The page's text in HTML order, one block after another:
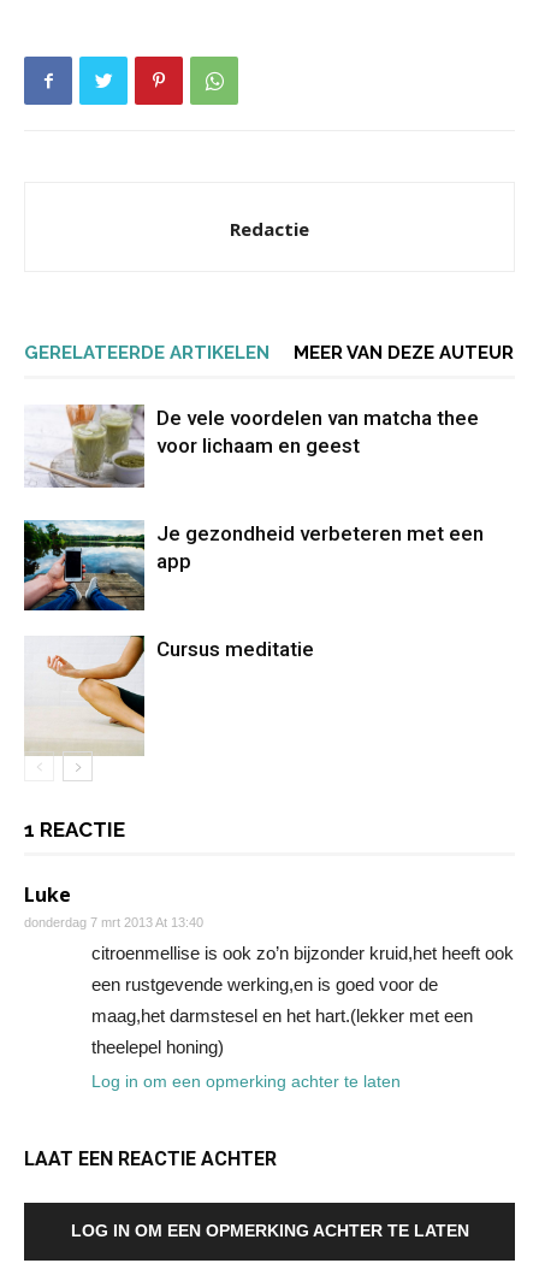
Redactie
GERELATEERDE ARTIKELEN MEER VAN DEZE AUTEUR
De vele voordelen van matcha thee
voor lichaam en geest
Je gezondheid verbeteren met een
app
Cursus meditatie
1 REACTIE
Luke
donderdag 7 mrt 2013 At 13:40
citroenmellise is ook zo’n bijzonder kruid,het heeft ook
een rustgevende werking,en is goed voor de
maag,het darmstesel en het hart.(lekker met een
theelepel honing)
Log in om een opmerking achter te laten
LAAT EEN REACTIE ACHTER
LOG IN OM EEN OPMERKING ACHTER TE LATEN